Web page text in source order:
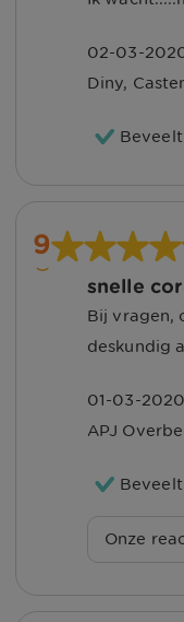
service
Met
02-03-
Diny,
Beveelt
9
snelle
Bij vragen,
deskundig
01-03-2020
APJ
Beveelt
Onze